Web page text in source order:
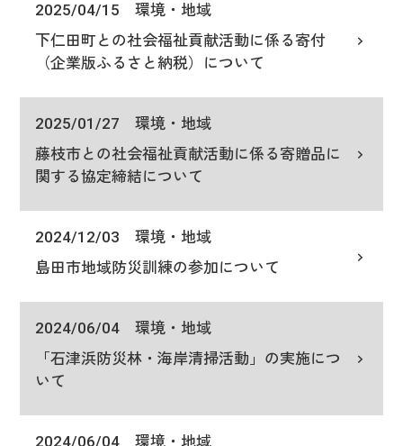
2025/04/15
環境・地域
下仁田町との社会福祉貢献活動に係る寄付
（企業版ふるさと納税）について
2025/01/27
環境・地域
藤枝市との社会福祉貢献活動に係る寄贈品に
関する協定締結について
2024/12/03
環境・地域
島田市地域防災訓練の参加について
2024/06/04
環境・地域
「石津浜防災林・海岸清掃活動」の実施につ
いて
2024/06/04
環境・地域